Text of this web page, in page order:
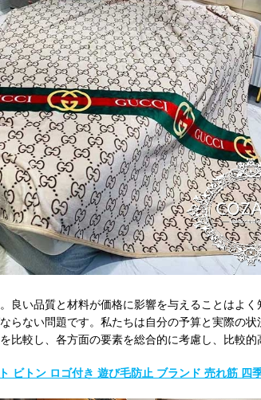
良い品質と材料が価格に影響を与えることはよ
らない問題です。私たちは自分の予算と実際の
比較し、各方面の要素を総合的に考慮し、比較的
ビトン ロゴ付き 遊び毛防止 ブランド 売れ筋 四